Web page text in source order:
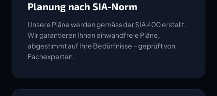
Planung nach SIA-Norm
Unsere Pläne werden gemäss der SIA 400 erstellt.
Wir garantieren Ihnen einwandfreie Pläne,
abgestimmt auf Ihre Bedürfnisse – geprüft von
Fachexperten.